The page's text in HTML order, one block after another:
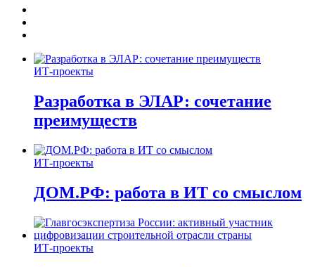
ИТ-проекты
Разработка в ЭЛАР: сочетание
преимуществ
ИТ-проекты
ДОМ.РФ: работа в ИТ со смыслом
ИТ-проекты